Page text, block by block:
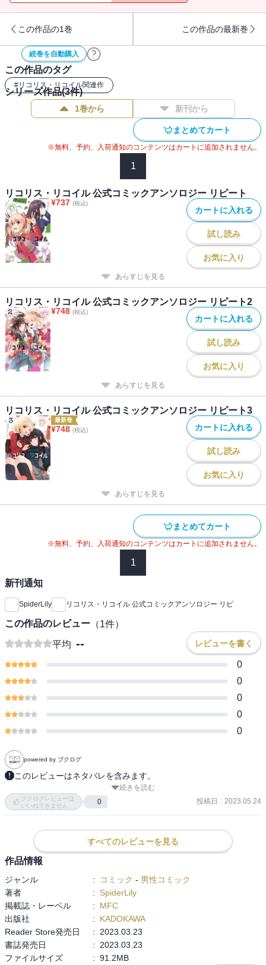
この作品の1巻 この作品の最新巻
続巻を自動購入
この作品のタグ
#リコリス・リコイル関連作
シリーズ作品(3件)
1巻から 新刊から
まとめてカート
※無料、予約、入荷通知のコンテンツはカートに追加されません。
1
リコリス・リコイル 公式コミックアンソロジー リピート
¥737 (税込)
カートに入れる
試し読み
お気に入り
あらすじを見る
リコリス・リコイル 公式コミックアンソロジー リピート2
¥748 (税込)
カートに入れる
試し読み
お気に入り
あらすじを見る
リコリス・リコイル 公式コミックアンソロジー リピート3
最新巻
¥748 (税込) カートに入れる
試し読み
お気に入り
あらすじを見る
まとめてカート
※無料、予約、入荷通知のコンテンツはカートに追加されません。
1
新刊通知
SpiderLily リコリス・リコイル 公式コミックアンソロジー リピ
この作品のレビュー （1件）
平均 -- レビューを書く
0
0
0
0
0
powered by ブクログ
このレビューはネタバレを含みます。
各社から出ているアンソロジー４冊目。
２巻。
自分的にはハズレの話がない。
以下、敬称略。
筒井 いつき：
明日の業務に差し控える？
差し支えるの間違いかな？
sugar.：
自販機って当たったら次のを選択できるのでは？
なんで強制的にオレンジジュースが出てくるの？
続きを読む
ブクログレビューは
いいねできません
0 投稿日 : 2023.05.24
すべてのレビューを見る
作品情報
ジャンル : コミック - 男性コミック
著者
:
SpiderLily
掲載誌・レーベル
:
MFC
出版社
:
KADOKAWA
Reader Store発売日
:
2023.03.23
書誌発売日
:
2023.03.23
ファイルサイズ
: 91.2MB